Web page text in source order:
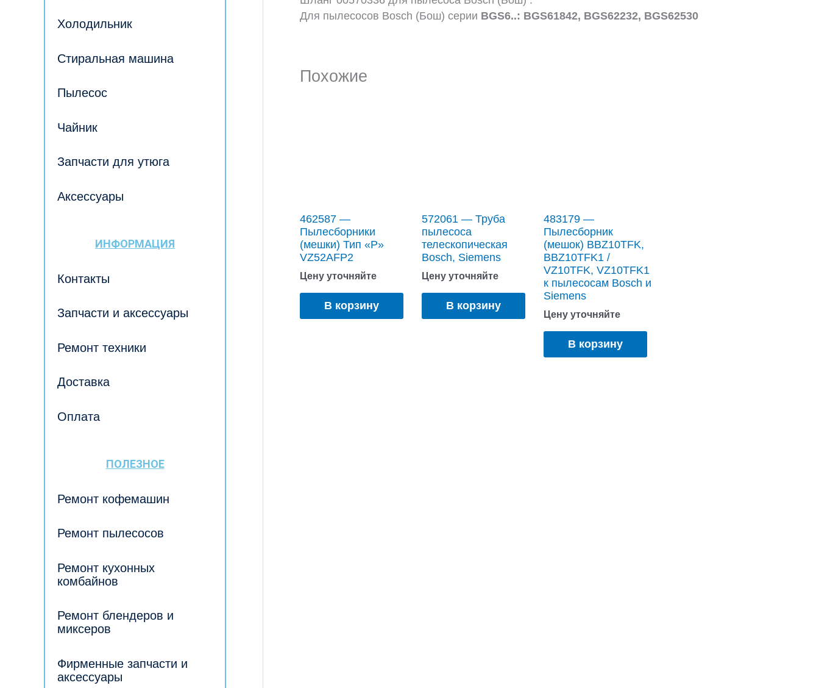
Холодильник
Стиральная машина
Пылесос
Чайник
Запчасти для утюга
Аксессуары
ИНФОРМАЦИЯ
Контакты
Запчасти и аксессуары
Ремонт техники
Доставка
Оплата
ПОЛЕЗНОЕ
Ремонт кофемашин
Ремонт пылесосов
Ремонт кухонных
комбайнов
Ремонт блендеров и
миксеров
Фирменные запчасти и
аксессуары
Для пылесосов Bosch (Бош) серии BGS6..: BGS61842, BGS62232, BGS62530
Похожие
462587 —
Пылесборники
(мешки) Тип «P»
VZ52AFP2
Цену уточняйте
В корзину
572061 — Труба
пылесоса
телескопическая
Bosch, Siemens
Цену уточняйте
В корзину
483179 —
Пылесборник
(мешок) BBZ10TFK,
BBZ10TFK1 /
VZ10TFK, VZ10TFK1
к пылесосам Bosch и
Siemens
Цену уточняйте
В корзину